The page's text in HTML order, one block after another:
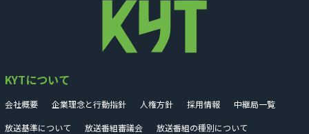
KYTについて
会社概要 企業理念と行動指針 人権方針 採用情報
中継局一覧
放送基準について
放送番組審議会
放送番組の種別について